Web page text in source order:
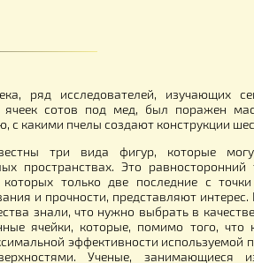
с водным раствором
(10 доз) 40г + 200мл
грн.